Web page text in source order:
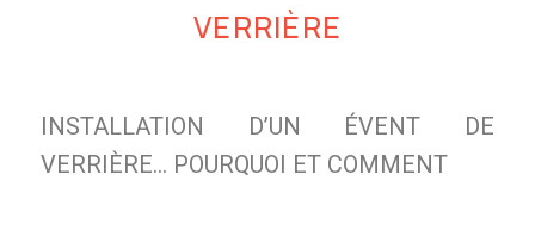
VERRIÈRE
INSTALLATION D’UN ÉVENT DE
VERRIÈRE… POURQUOI ET COMMENT